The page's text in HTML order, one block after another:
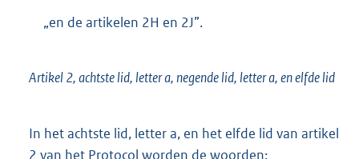
„en de artikelen 2H en 2J”.
Artikel 2, achtste lid, letter a, negende lid, letter a, en elfde lid
In het achtste lid, letter a, en het elfde lid van artikel
2 van het Protocol worden de woorden: